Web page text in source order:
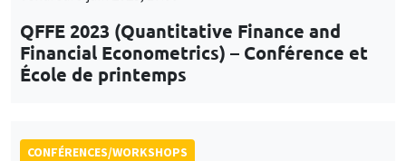
QFFE 2023 (Quantitative Finance and
Financial Econometrics) – Conférence et
École de printemps
CONFÉRENCES/WORKSHOPS